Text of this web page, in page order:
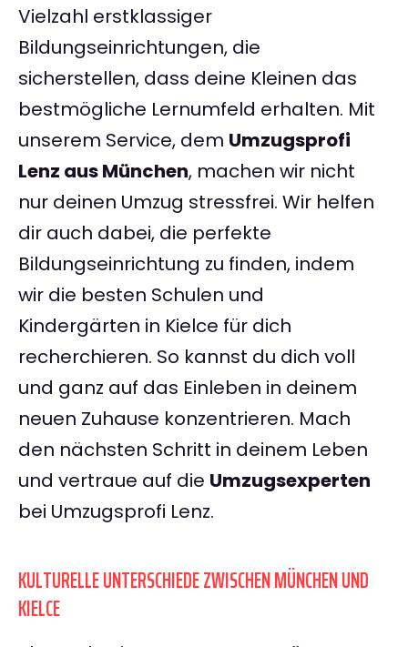
Vielzahl erstklassiger
Bildungseinrichtungen, die
sicherstellen, dass deine Kleinen das
bestmögliche Lernumfeld erhalten. Mit
unserem Service, dem Umzugsprofi
Lenz aus München, machen wir nicht
nur deinen Umzug stressfrei. Wir helfen
dir auch dabei, die perfekte
Bildungseinrichtung zu finden, indem
wir die besten Schulen und
Kindergärten in Kielce für dich
recherchieren. So kannst du dich voll
und ganz auf das Einleben in deinem
neuen Zuhause konzentrieren. Mach
den nächsten Schritt in deinem Leben
und vertraue auf die Umzugsexperten
bei Umzugsprofi Lenz.
KULTURELLE UNTERSCHIEDE ZWISCHEN MÜNCHEN UND
KIELCE